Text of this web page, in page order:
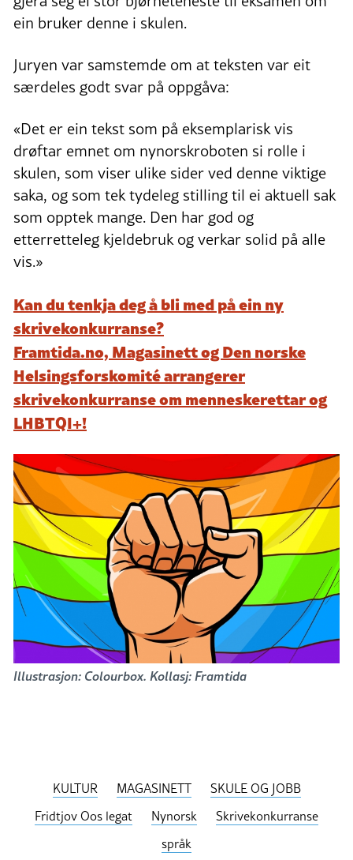
ein bruker denne i skulen.
Juryen var samstemde om at teksten var eit
særdeles godt svar på oppgåva:
«Det er ein tekst som på eksemplarisk vis
drøftar emnet om nynorskroboten si rolle i
skulen, som viser ulike sider ved denne viktige
saka, og som tek tydeleg stilling til ei aktuell sak
som opptek mange. Den har god og
etterretteleg kjeldebruk og verkar solid på alle
vis.»
Kan du tenkja deg å bli med på ein ny
skrivekonkurranse?
Framtida.no, Magasinett og Den norske
Helsingsforskomité arrangerer
skrivekonkurranse om menneskerettar og
LHBTQI+!
Illustrasjon: Colourbox. Kollasj: Framtida
KULTUR MAGASINETT
SKULE OG JOBB
Fridtjov Oos legat
Nynorsk
Skrivekonkurranse
språk